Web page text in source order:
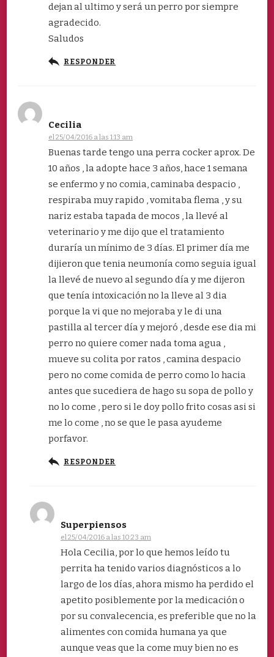
dejan al ultimo y será un perro por siempre
agradecido.
Saludos
RESPONDER
Cecilia
el 25/04/2016 a las 1:13 am
Buenas tarde tengo una perra cocker aprox. De
10 años , la adopte hace 3 años, hace 1 semana
se enfermo y no comia, caminaba despacio ,
respiraba muy rapido , vomitaba flema , y su
nariz estaba tapada de mocos , la llevé al
veterinario y me dijo que el tratamiento
duraría un mínimo de 3 días. El primer día me
dijieron que tenia neumonía como seguia igual
la llevé de nuevo al segundo día y me dijeron
que tenía intoxicación no la lleve al 3 dia
porque la vi que no mejoraba y le di una
pastilla al tercer día y mejoró , desde ese dia mi
perro no quiere comer nada toma agua ,
mueve su colita por ratos , camina despacio
pero no come comida de perro como lo hacia
antes que sucediera de hago su sopa de pollo y
no lo come , pero si le doy pollo frito cosas asi si
me lo come , no se que le pasa ayudeme
porfavor.
RESPONDER
Superpiensos
el 25/04/2016 a las 10:23 am
Hola Cecilia, por lo que hemos leído tu
perrita ha tenido varios diagnósticos a lo
largo de los días, ahora mismo ha perdido el
apetito posiblemente por la medicación o
por su convalecencia, es preferible que no la
alimentes con comida humana ya que
aunque veas que la come muy bien no es